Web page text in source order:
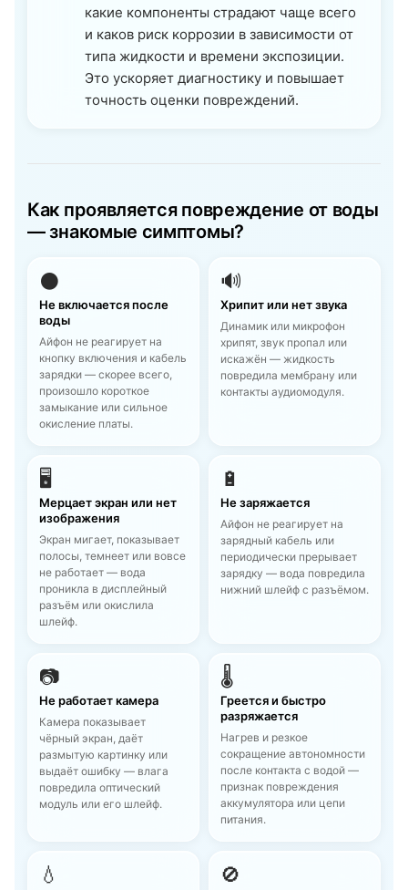
какие компоненты страдают чаще всего
и каков риск коррозии в зависимости от
типа жидкости и времени экспозиции.
Это ускоряет диагностику и повышает
точность оценки повреждений.
Как проявляется повреждение от воды
— знакомые симптомы?
⚫
Не включается после
воды
Айфон не реагирует на
кнопку включения и кабель
зарядки — скорее всего,
произошло короткое
замыкание или сильное
окисление платы.
🔊
Хрипит или нет звука
Динамик или микрофон
хрипят, звук пропал или
искажён — жидкость
повредила мембрану или
контакты аудиомодуля.
🖥
Мерцает экран или нет
изображения
Экран мигает, показывает
полосы, темнеет или вовсе
не работает — вода
проникла в дисплейный
разъём или окислила
шлейф.
🔋
Не заряжается
Айфон не реагирует на
зарядный кабель или
периодически прерывает
зарядку — вода повредила
нижний шлейф с разъёмом.
📷
Не работает камера
Камера показывает
чёрный экран, даёт
размытую картинку или
выдаёт ошибку — влага
повредила оптический
модуль или его шлейф.
🌡
Греется и быстро
разряжается
Нагрев и резкое
сокращение автономности
после контакта с водой —
признак повреждения
аккумулятора или цепи
питания.
💧 🚫